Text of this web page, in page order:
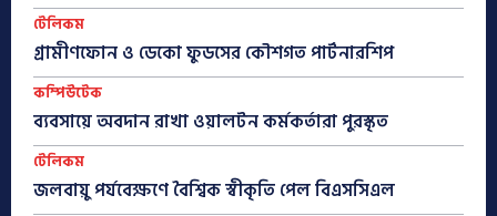
টেলিকম
গ্রামীণফোন ও ডেকো ফুডসের কৌশগত পার্টনারশিপ
কম্পিউটেক
ব্যবসায়ে অবদান রাখা ওয়ালটন কর্মকর্তারা পুরস্কৃত
টেলিকম
জলবায়ু পর্যবেক্ষণে বৈশ্বিক স্বীকৃতি পেল বিএসসিএল